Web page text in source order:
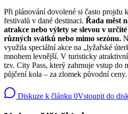
Při plánování dovolené si často projdu
festivalů v dané destinaci. Řada měst
atrakce nebo výlety se slevou v
různých svátků nebo mimo sezónu.
využila speciální akce na „lyžařské
mnohem levnější. V turisticky
tzv. City Pass, který zahrnuje vstup do
půjčení kola – za zlomek původní ceny.
Diskuze k článku 0Vstoupit do